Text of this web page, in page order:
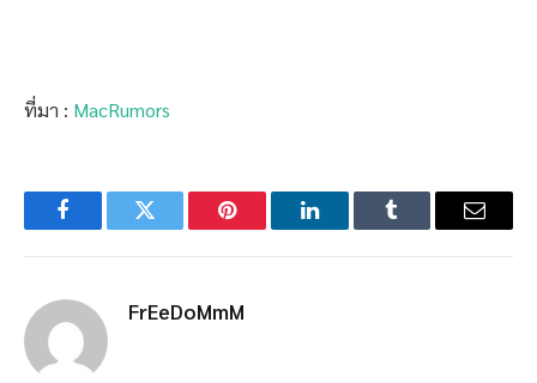
ที่มา : MacRumors
FacebookTwitter Pinterest LinkedInTumblr Email
FrEeDoMmM